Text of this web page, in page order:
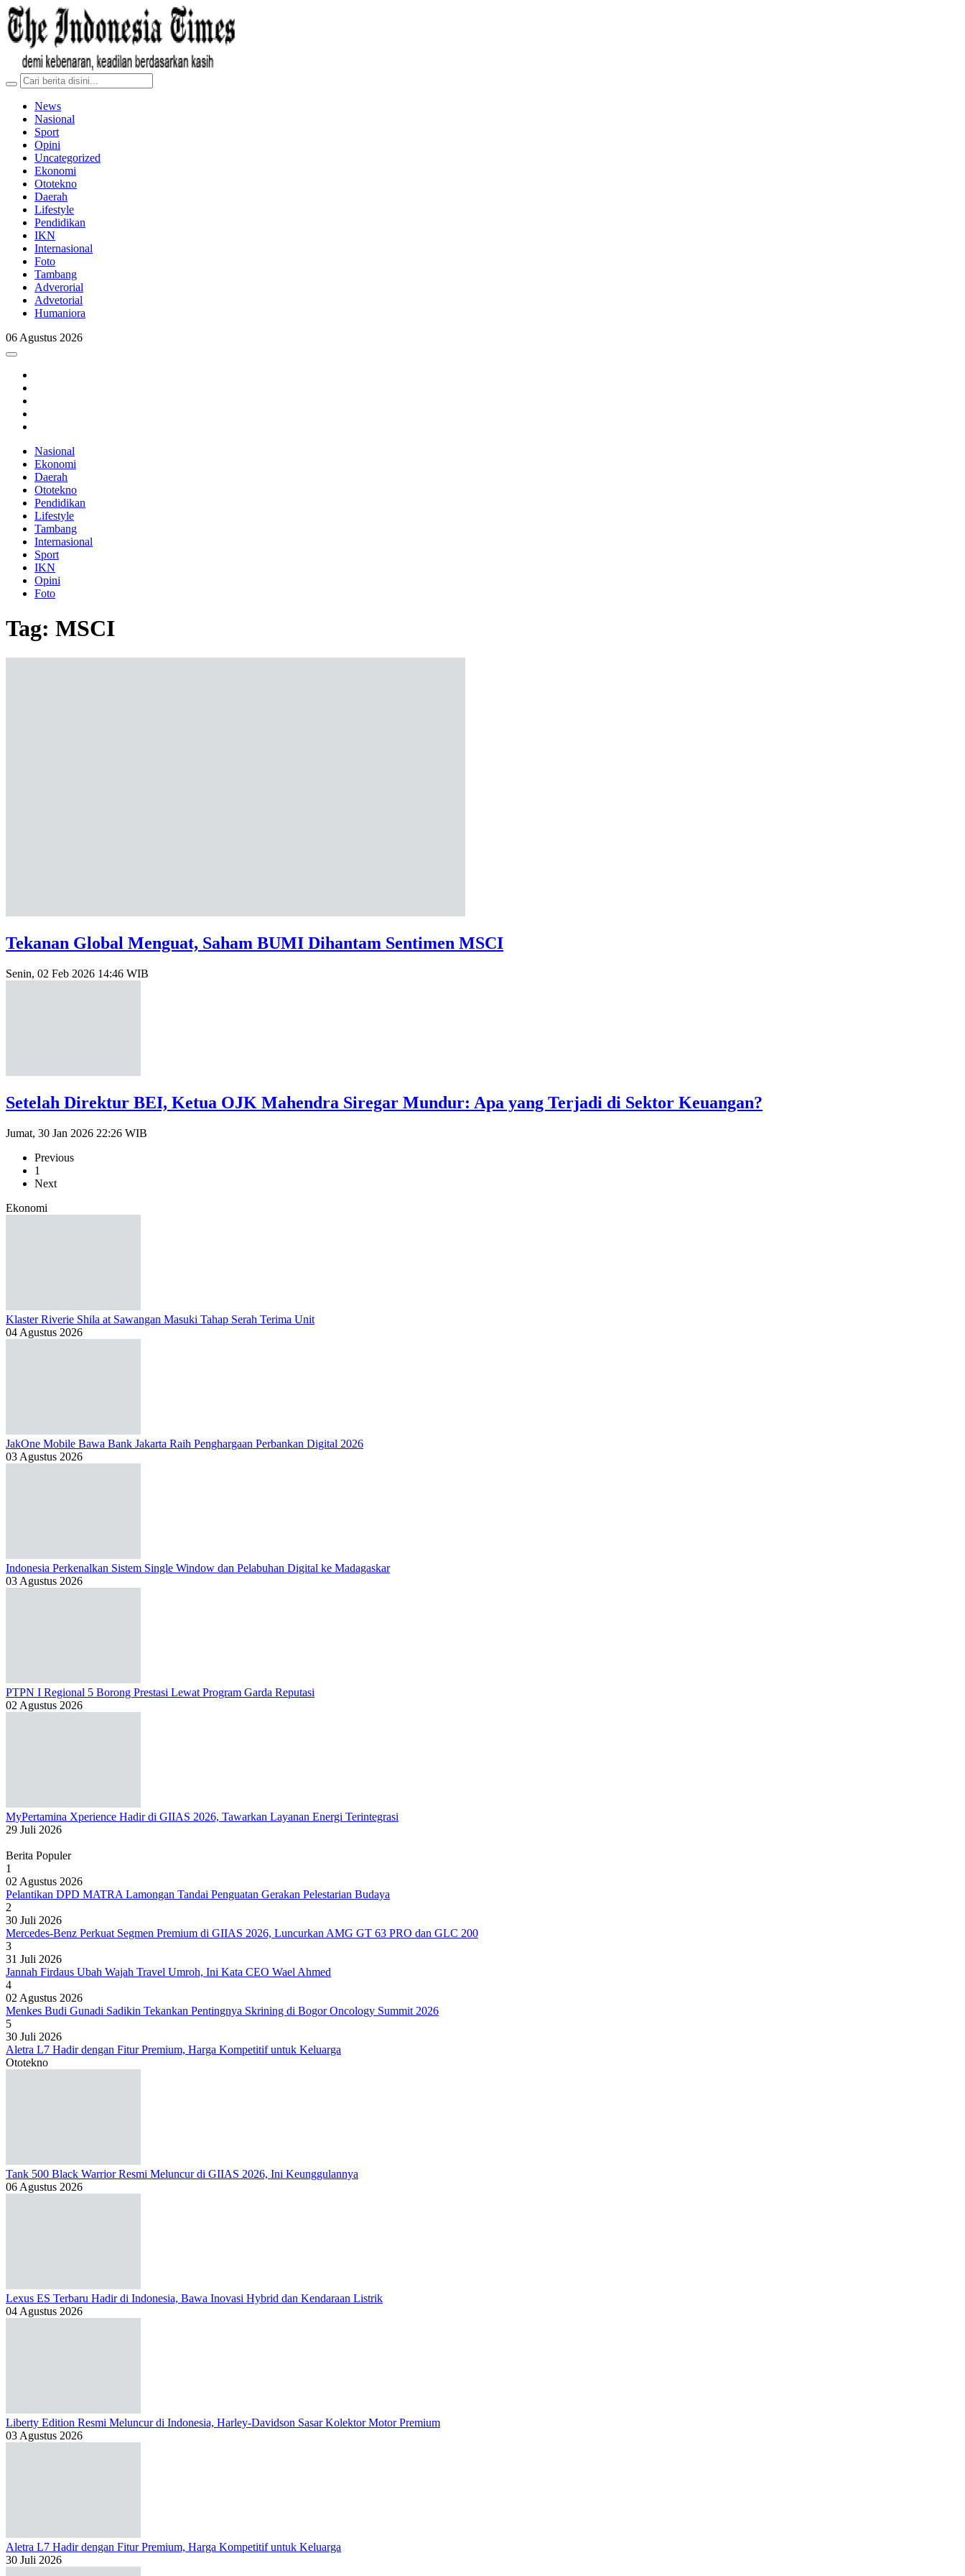
News
Nasional
Sport
Opini
Uncategorized
Ekonomi
Ototekno
Daerah
Lifestyle
Pendidikan
IKN
Internasional
Foto
Tambang
Adverorial
Advetorial
Humaniora
06 Agustus 2026
Nasional
Ekonomi
Daerah
Ototekno
Pendidikan
Lifestyle
Tambang
Internasional
Sport
IKN
Opini
Foto
Tag: MSCI
Tekanan Global Menguat, Saham BUMI Dihantam Sentimen MSCI
Senin, 02 Feb 2026 14:46 WIB
Setelah Direktur BEI, Ketua OJK Mahendra Siregar Mundur: Apa yang Terjadi di Sektor Keuangan?
Jumat, 30 Jan 2026 22:26 WIB
Previous
1
Next
Ekonomi
Klaster Riverie Shila at Sawangan Masuki Tahap Serah Terima Unit
04 Agustus 2026
JakOne Mobile Bawa Bank Jakarta Raih Penghargaan Perbankan Digital 2026
03 Agustus 2026
Indonesia Perkenalkan Sistem Single Window dan Pelabuhan Digital ke Madagaskar
03 Agustus 2026
PTPN I Regional 5 Borong Prestasi Lewat Program Garda Reputasi
02 Agustus 2026
MyPertamina Xperience Hadir di GIIAS 2026, Tawarkan Layanan Energi Terintegrasi
29 Juli 2026
Berita Populer
1
02 Agustus 2026
Pelantikan DPD MATRA Lamongan Tandai Penguatan Gerakan Pelestarian Budaya
2
30 Juli 2026
Mercedes-Benz Perkuat Segmen Premium di GIIAS 2026, Luncurkan AMG GT 63 PRO dan GLC 200
3
31 Juli 2026
Jannah Firdaus Ubah Wajah Travel Umroh, Ini Kata CEO Wael Ahmed
4
02 Agustus 2026
Menkes Budi Gunadi Sadikin Tekankan Pentingnya Skrining di Bogor Oncology Summit 2026
5
30 Juli 2026
Aletra L7 Hadir dengan Fitur Premium, Harga Kompetitif untuk Keluarga
Ototekno
Tank 500 Black Warrior Resmi Meluncur di GIIAS 2026, Ini Keunggulannya
06 Agustus 2026
Lexus ES Terbaru Hadir di Indonesia, Bawa Inovasi Hybrid dan Kendaraan Listrik
04 Agustus 2026
Liberty Edition Resmi Meluncur di Indonesia, Harley-Davidson Sasar Kolektor Motor Premium
03 Agustus 2026
Aletra L7 Hadir dengan Fitur Premium, Harga Kompetitif untuk Keluarga
30 Juli 2026